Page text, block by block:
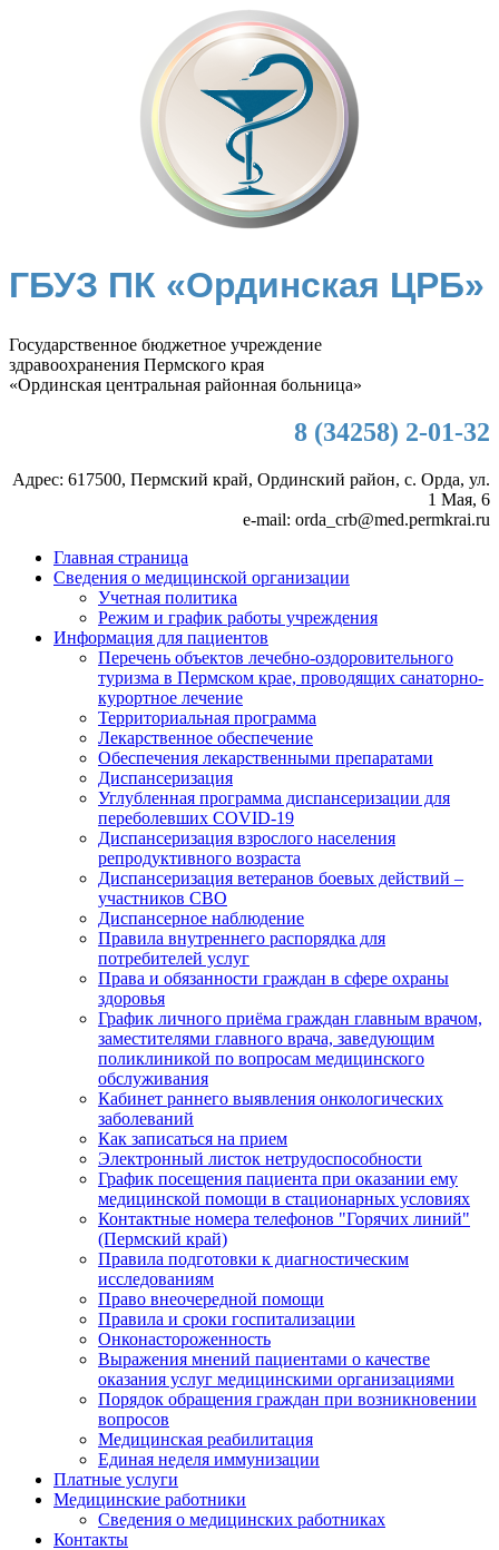
ГБУЗ ПК «Ординская ЦРБ»
Государственное бюджетное учреждение
здравоохранения Пермского края
«Ординская центральная районная больница»
8 (34258) 2-01-32
Адрес: 617500, Пермский край, Ординский район, с. Орда, ул.
1 Мая, 6
e-mail: orda_crb@med.permkrai.ru
Главная страница
Сведения о медицинской организации
Учетная политика
Режим и график работы учреждения
Информация для пациентов
Перечень объектов лечебно-оздоровительного
туризма в Пермском крае, проводящих санаторно-
курортное лечение
Территориальная программа
Лекарственное обеспечение
Обеспечения лекарственными препаратами
Диспансеризация
Углубленная программа диспансеризации для
переболевших COVID-19
Диспансеризация взрослого населения
репродуктивного возраста
Диспансеризация ветеранов боевых действий –
участников СВО
Диспансерное наблюдение
Правила внутреннего распорядка для
потребителей услуг
Права и обязанности граждан в сфере охраны
здоровья
График личного приёма граждан главным врачом,
заместителями главного врача, заведующим
поликлиникой по вопросам медицинского
обслуживания
Кабинет раннего выявления онкологических
заболеваний
Как записаться на прием
Электронный листок нетрудоспособности
График посещения пациента при оказании ему
медицинской помощи в стационарных условиях
Контактные номера телефонов "Горячих линий"
(Пермский край)
Правила подготовки к диагностическим
исследованиям
Право внеочередной помощи
Правила и сроки госпитализации
Онконастороженность
Выражения мнений пациентами о качестве
оказания услуг медицинскими организациями
Порядок обращения граждан при возникновении
вопросов
Медицинская реабилитация
Единая неделя иммунизации
Платные услуги
Медицинские работники
Сведения о медицинских работниках
Контакты